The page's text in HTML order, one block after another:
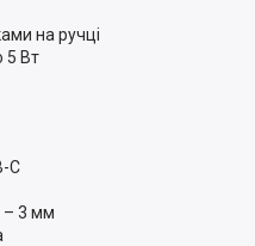
на ручці
5 Вт
C
– 3 мм